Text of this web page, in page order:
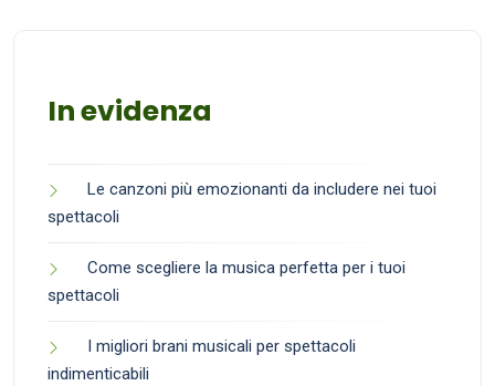
In evidenza
Le canzoni più emozionanti da includere nei tuoi
spettacoli
Come scegliere la musica perfetta per i tuoi
spettacoli
I migliori brani musicali per spettacoli
indimenticabili